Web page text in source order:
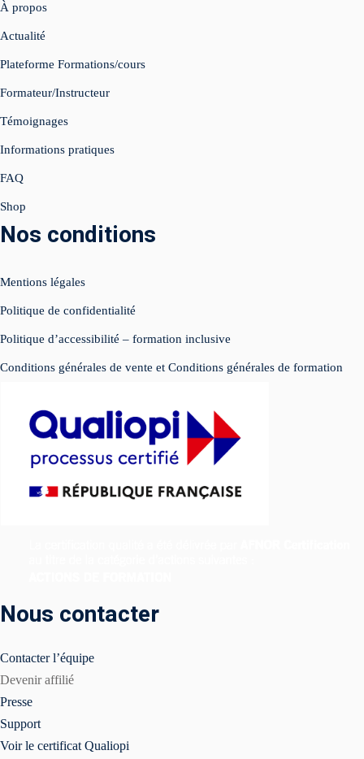
Instagram
Live
Business
À propos
Actualité
Plateforme Formations/cours
Formateur/Instructeur
Témoignages
Informations pratiques
FAQ
Shop
Nos conditions
Mentions légales
Politique de confidentialité
Politique d’accessibilité – formation inclusive
Conditions générales de vente et Conditions générales de formation
Nous contacter
Contacter l’équipe
Devenir affilié
Presse
Support
Voir le certificat Qualiopi